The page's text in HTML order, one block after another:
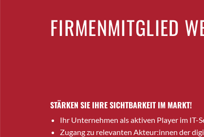
FIRMENMITGLIED
STÄRKEN SIE IHRE SICHTBARKEIT IM MARKT!
Ihr Unternehmen als aktiven Player im IT-
Zugang zu relevanten Akteur:innen der